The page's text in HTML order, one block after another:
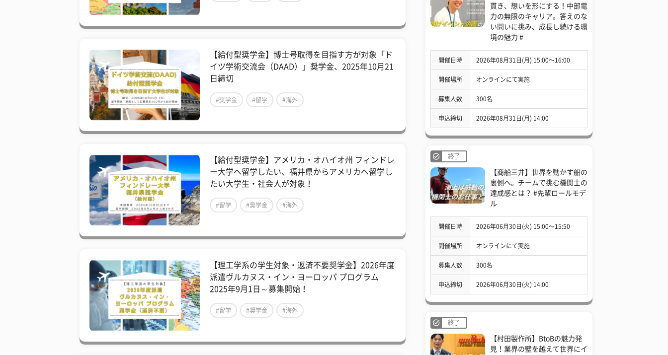
【給付型奨学金】博士号取得を目指す方が対象「ド
イツ学術交流会（DAAD）」奨学金、2025年10月21
日締切
#奨学金 #留学 #海外
【給付型奨学金】アメリカ・オハイオ州 フィンドレ
ー大学へ留学したい、福井県からアメリカへ留学し
たい大学生・社会人が対象！
#留学 #奨学金 #海外
【理工学系の学生対象・返済不要奨学金】2026年度
派遣ヴルカヌス・イン・ヨーロッパ プログラム
2025年9月1日～募集開始！
#留学 #奨学金 #海外
貫き、想いを形にする！中部電
力の無限のキャリア。答えのな
い問いに挑み、成長し続ける環
境の魅力 #
開催日時 2026年08月31日(月) 15:00〜16:00
開催場所 オンラインにて実施
募集人数 300名
申込締切 2026年08月31日(月) 14:00
終了
【商船三井】世界を動かす船の
裏側へ。チームで挑む機関士の
達成感とは？ #先輩ロールモデ
ル
開催日時 2026年06月30日(火) 15:00〜15:50
開催場所 オンラインにて実施
募集人数 300名
申込締切 2026年06月30日(火) 14:00
終了
【村田製作所】BtoBの魅力発
見！業界の壁を越えて世界にイ